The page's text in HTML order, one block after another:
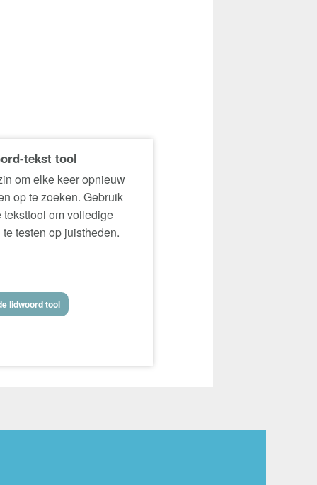
tekst tool
om elke keer opnieuw
op te zoeken. Gebruik
teksttool om volledige
testen op juistheden.
lidwoord tool